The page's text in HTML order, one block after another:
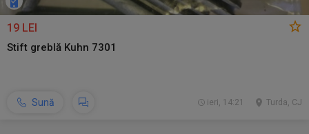
19 LEI
Stift greblă Kuhn 7301
Sună Turda, CJ
ieri, 14:21